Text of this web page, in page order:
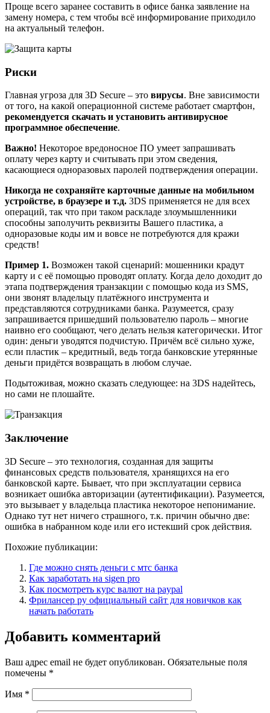
Проще всего заранее составить в офисе банка заявление на
замену номера, с тем чтобы всё информирование приходило
на актуальный телефон.
Риски
Главная угроза для 3D Secure – это вирусы. Вне зависимости
от того, на какой операционной системе работает смартфон,
рекомендуется скачать и установить антивирусное
программное обеспечение.
Важно! Некоторое вредоносное ПО умеет запрашивать
оплату через карту и считывать при этом сведения,
касающиеся одноразовых паролей подтверждения операции.
Никогда не сохраняйте карточные данные на мобильном
устройстве, в браузере и т.д. 3DS применяется не для всех
операций, так что при таком раскладе злоумышленники
способны заполучить реквизиты Вашего пластика, а
одноразовые коды им и вовсе не потребуются для кражи
средств!
Пример 1. Возможен такой сценарий: мошенники крадут
карту и с её помощью проводят оплату. Когда дело доходит до
этапа подтверждения транзакции с помощью кода из SMS,
они звонят владельцу платёжного инструмента и
представляются сотрудниками банка. Разумеется, сразу
запрашивается пришедший пользователю пароль – многие
наивно его сообщают, чего делать нельзя категорически. Итог
один: деньги уводятся подчистую. Причём всё сильно хуже,
если пластик – кредитный, ведь тогда банковские утерянные
деньги придётся возвращать в любом случае.
Подытоживая, можно сказать следующее: на 3DS надейтесь,
но сами не плошайте.
Заключение
3D Secure – это технология, созданная для защиты
финансовых средств пользователя, хранящихся на его
банковской карте. Бывает, что при эксплуатации сервиса
возникает ошибка авторизации (аутентификации). Разумеется,
это вызывает у владельца пластика некоторое непонимание.
Однако тут нет ничего страшного, т.к. причин обычно две:
ошибка в набранном коде или его истекший срок действия.
Похожие публикации:
Где можно снять деньги с мтс банка
Как заработать на sigen pro
Как посмотреть курс валют на paypal
Фрилансер ру официальный сайт для новичков как
начать работать
Добавить комментарий
Ваш адрес email не будет опубликован. Обязательные поля
помечены *
Имя *